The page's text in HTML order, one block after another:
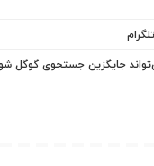
جایگزین جستجوی گوگل